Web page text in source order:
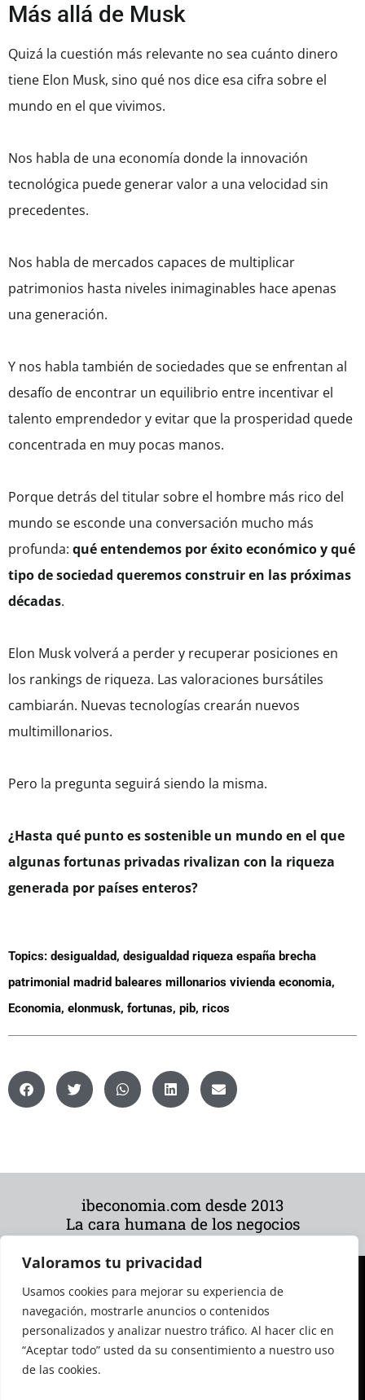
Valoramos tu privacidad
Usamos cookies para mejorar su experiencia de
navegación, mostrarle anuncios o contenidos
personalizados y analizar nuestro tráfico. Al hacer clic en
“Aceptar todo” usted da su consentimiento a nuestro uso
de las cookies.
Más allá de Musk
Quizá la cuestión más relevante no sea cuánto dinero
tiene Elon Musk, sino qué nos dice esa cifra sobre el
mundo en el que vivimos.
Nos habla de una economía donde la innovación
tecnológica puede generar valor a una velocidad sin
precedentes.
Nos habla de mercados capaces de multiplicar
patrimonios hasta niveles inimaginables hace apenas
una generación.
Y nos habla también de sociedades que se enfrentan al
desafío de encontrar un equilibrio entre incentivar el
talento emprendedor y evitar que la prosperidad quede
concentrada en muy pocas manos.
Porque detrás del titular sobre el hombre más rico del
mundo se esconde una conversación mucho más
profunda: qué entendemos por éxito económico y qué
tipo de sociedad queremos construir en las próximas
décadas.
Elon Musk volverá a perder y recuperar posiciones en
los rankings de riqueza. Las valoraciones bursátiles
cambiarán. Nuevas tecnologías crearán nuevos
multimillonarios.
Pero la pregunta seguirá siendo la misma.
¿Hasta qué punto es sostenible un mundo en el que
algunas fortunas privadas rivalizan con la riqueza
generada por países enteros?
Topics: desigualdad, desigualdad riqueza españa brecha
patrimonial madrid baleares millonarios vivienda economia,
Economia, elonmusk, fortunas, pib, ricos
ibeconomia.com desde 2013
La cara humana de los negocios